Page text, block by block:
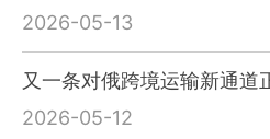
2026-05-13
又一条对俄跨境运输新通道
2026-05-12